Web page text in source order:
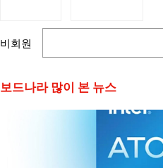
비회원
보드나라 많이 본 뉴스